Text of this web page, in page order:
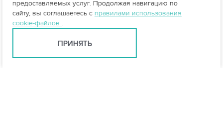
предоставляемых услуг. Продолжая навигацию по
сайту, вы соглашаетесь с правилами использования
cookie-файлов .
ПРИНЯТЬ